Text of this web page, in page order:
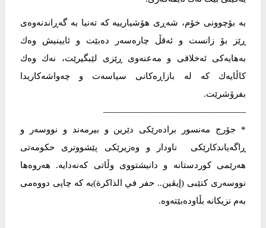
بە بۆچوونی خۆم، شەڕی هۆشیارییە کە تەنیا بە گەڕاندنەوەی
ڕێز بۆ زانست و ئەقڵ چارەسەر دەبێت و ئایینیش وەك
بەهایەکی ئەخلاقی و مەعنەوی ڕێزی لێبگیرێت، نەك وەك
کاڵایەك کە لە بازاڕەکانی سیاسەت و چەواشەکاریدا
بفرۆشرێت.
————————————————
* جۆرج مەنسور برادەرێکی دێرین و بیرمەند و نووسەر و
ڕاگەیاندکارێکی ناودار و وەزیرێکی پێشووتری حکومەتی
ھەرێمی کوردستانە و دانیشتووی وڵاتی کەنەدایە. ھەروەھا
نووسەری کتێبی (إیڤین.. حفر في الذاکرة)یە کە چاپی دووەمی
بەم نزیکانە بڵاودەبێتەوە.